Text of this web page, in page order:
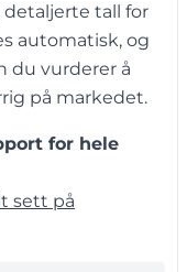
detaljerte tall for
automatisk, og
du vurderer å
på markedet.
for hele
sett på